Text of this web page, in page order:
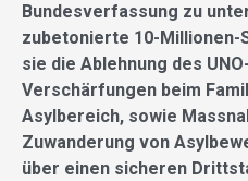
Bundesverfassung zu
zubetonierte 10-
sie die Ablehnung des
Verschärfungen beim
Asylbereich, sowie
Zuwanderung von
über einen sicheren